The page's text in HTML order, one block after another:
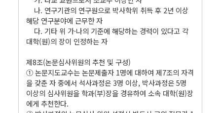
나. 연구기관의 연구원으로 박사학위 취득 후 2년 이상
해당 연구분야에 근무한 자
다. 기타 위 가·나의 기준에 해당하는 경력이 있다고 각
대학(원)의 장이 인정하는 자
제8조(논문심사위원의 추천 및 구성)
① 논문지도교수는 논문제출자 1명에 대하여 제7조의 자격
을 갖춘 자 중에서 석사과정은 3명 이상, 박사과정은 5명
이상의 심사위원을 학과(부)장을 경유하여 소속 대학(원)장
에게 추천한다.